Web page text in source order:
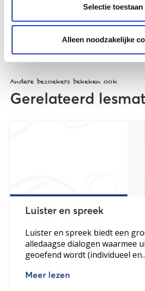
Selectie toestaan
Alleen noodzakelijke
FacebookLinkedIn
Andere bezoekers bekeken ook
Gerelateerd
Luister en spreek
Luister en spreek biedt een
alledaagse dialogen waarmee
geoefend wordt (individueel
Meer lezen